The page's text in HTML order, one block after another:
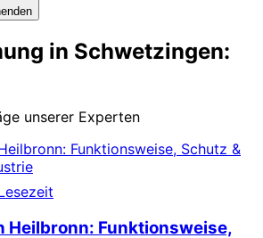
in Schwetzingen:
unserer Experten
Heilbronn: Funktionsweise,